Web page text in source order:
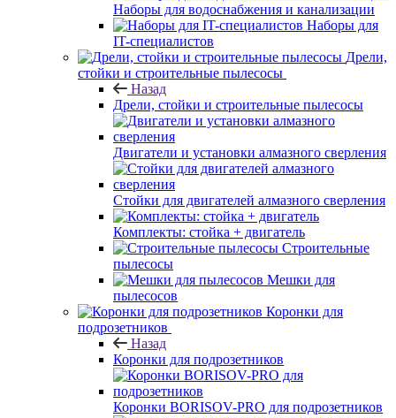
Наборы для водоснабжения и канализации
Наборы для
IT-специалистов
Дрели,
стойки и строительные пылесосы
Назад
Дрели, стойки и строительные пылесосы
Двигатели и установки алмазного сверления
Стойки для двигателей алмазного сверления
Комплекты: стойка + двигатель
Строительные
пылесосы
Мешки для
пылесосов
Коронки для
подрозетников
Назад
Коронки для подрозетников
Коронки BORISOV-PRO для подрозетников